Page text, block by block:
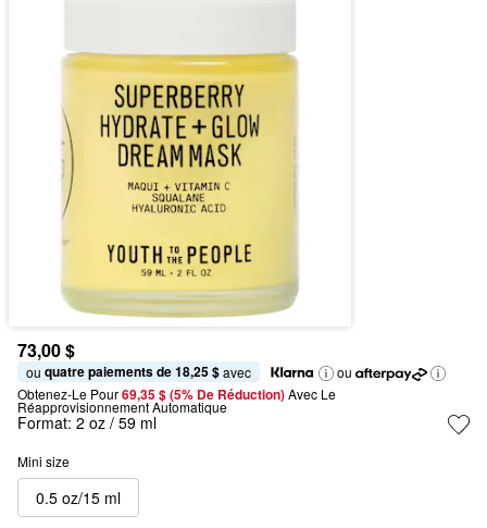
73,00 $
ou quatre paiements de 18,25 $ avec
ou
Obtenez-Le Pour69,35 $ (5% De Réduction) Avec Le
Réapprovisionnement Automatique
Format: 2 oz / 59 ml
Mini size
0.5 oz/15 ml